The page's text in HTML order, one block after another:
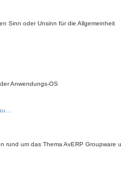
Sinn oder Unsinn für die Allgemeinheit
Anwendungs-OS
rund um das Thema AvERP Groupware